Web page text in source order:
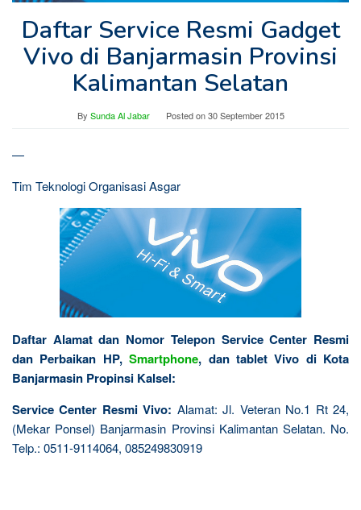
Daftar Service Resmi Gadget
Vivo di Banjarmasin Provinsi
Kalimantan Selatan
By Sunda Al Jabar Posted on30 September 2015
—
Tim Teknologi Organisasi Asgar
Daftar Alamat dan Nomor Telepon Service Center Resmi
dan Perbaikan HP,Smartphone, dan tablet Vivo di Kota
Banjarmasin Propinsi Kalsel:
Service Center Resmi Vivo: Alamat: Jl. Veteran No.1 Rt 24,
(Mekar Ponsel) Banjarmasin Provinsi Kalimantan Selatan. No.
Telp.: 0511-9114064, 085249830919